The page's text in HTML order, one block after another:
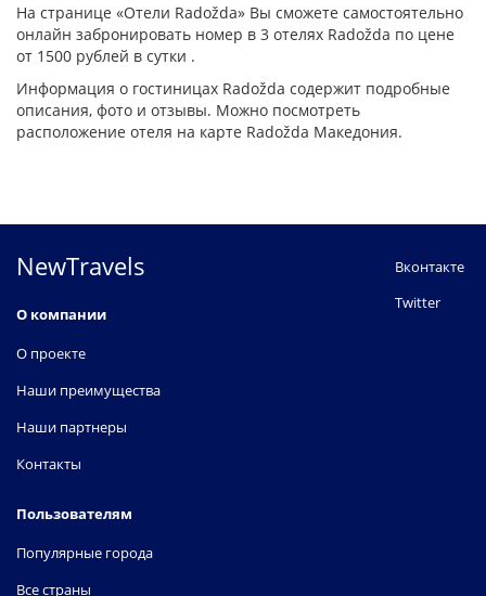
На странице «Отели Radožda» Вы сможете самостоятельно
онлайн забронировать номер в 3 отелях Radožda по цене
от 1500 рублей в сутки .
Информация о гостиницах Radožda содержит подробные
описания, фото и отзывы. Можно посмотреть
расположение отеля на карте Radožda Македония.
NewTravels
О компании
О проекте
Наши преимущества
Наши партнеры
Контакты
Пользователям
Популярные города
Все страны
Вконтакте
Twitter